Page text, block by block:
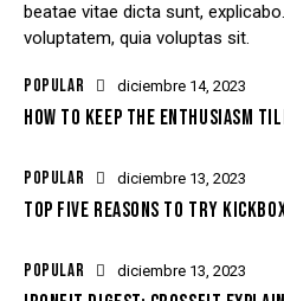
beatae vitae dicta sunt,
voluptatem, quia voluptas sit.
POPULAR diciembre 14, 2023
HOW TO KEEP THE ENTHUSIASM
POPULAR diciembre 13, 2023
TOP FIVE REASONS TO TRY
POPULAR diciembre 13, 2023